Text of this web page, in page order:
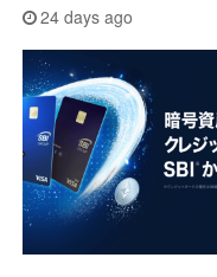
24 days ago